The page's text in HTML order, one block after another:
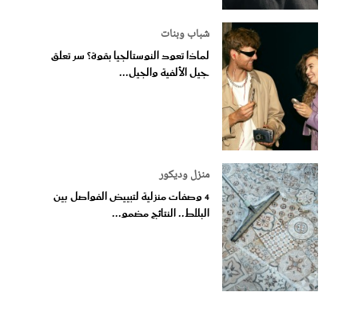
شباب وبنات
لماذا تعود النوستالجيا بقوة؟ سر تعلق
جيل الألفية والجيل...
منزل وديكور
4 وصفات منزلية لتبييض الفواصل بين
البلاط.. النتائج مضمو...